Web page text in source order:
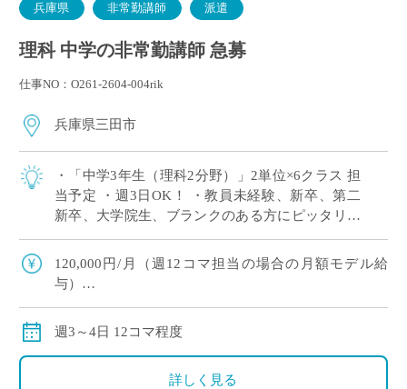
兵庫県 非常勤講師 派遣
理科 中学の非常勤講師 急募
仕事NO：O261-2604-004rik
兵庫県三田市
・「中学3年生（理科2分野）」2単位×6クラス 担
当予定 ・週3日OK！ ・教員未経験、新卒、第二
新卒、大学院生、ブランクのある方にピッタリ！
※広大なキャンパスでしっかり授 […]
120,000円/月（週12コマ担当の場合の月額モデル給
与）
※ご勤務スタート時期によって、初月の給与は日割計
週3～4日 12コマ程度
詳しく見る